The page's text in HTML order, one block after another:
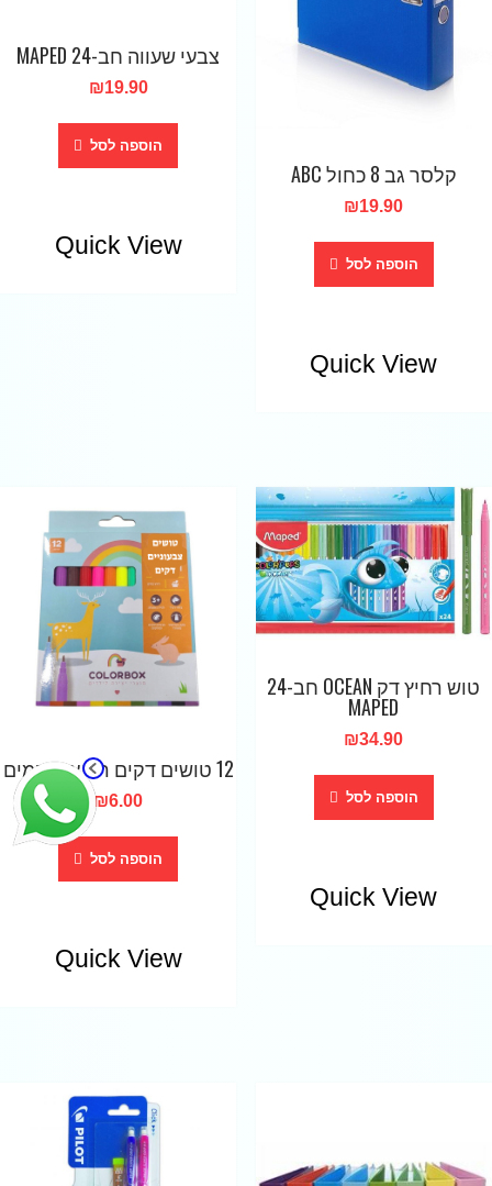
קלסר גב 8 כחול ABC
₪19.90
הוספה לסל
Quick View
צבעי שעווה חב-24 MAPED
₪19.90
הוספה לסל
Quick View
טוש רחיץ דק OCEAN חב-24
MAPED
₪34.90
הוספה לסל
Quick View
12 טושים דקים רחיצים במים
₪6.00
הוספה לסל
Quick View